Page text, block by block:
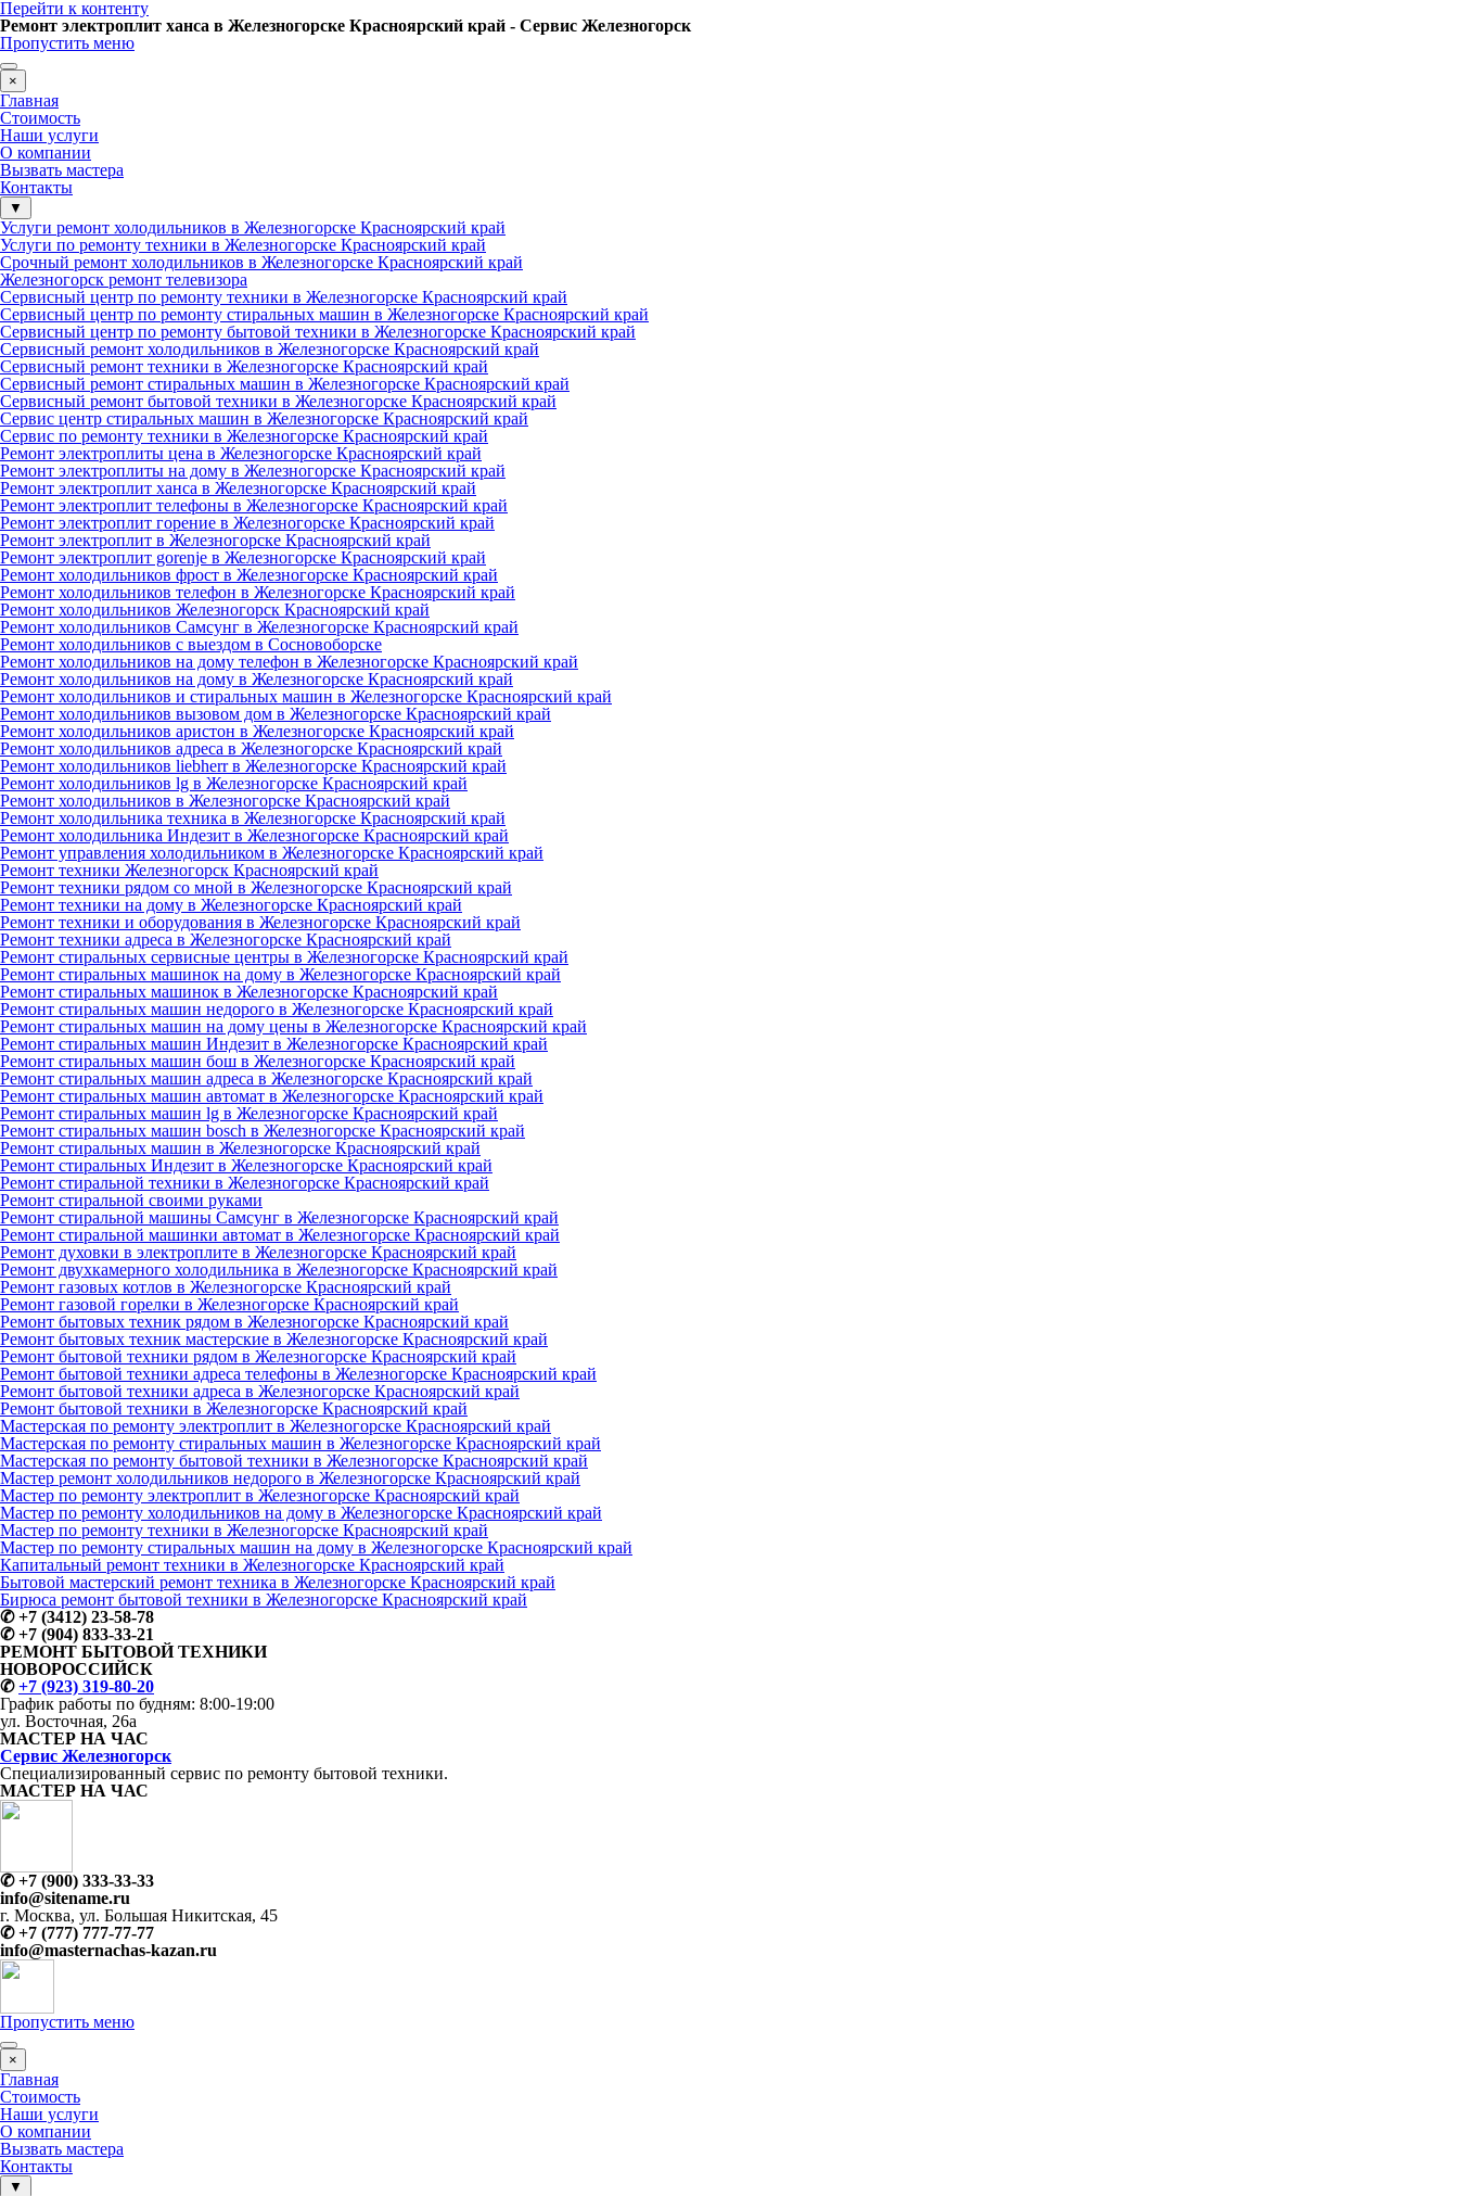
Перейти к контенту
Ремонт электроплит ханса в Железногорске Красноярский край - Сервис Железногорск
Пропустить меню
×
Главная
Стоимость
Наши услуги
О компании
Вызвать мастера
Контакты
▼
Услуги ремонт холодильников в Железногорске Красноярский край
Услуги по ремонту техники в Железногорске Красноярский край
Срочный ремонт холодильников в Железногорске Красноярский край
Железногорск ремонт телевизора
Сервисный центр по ремонту техники в Железногорске Красноярский край
Сервисный центр по ремонту стиральных машин в Железногорске Красноярский край
Сервисный центр по ремонту бытовой техники в Железногорске Красноярский край
Сервисный ремонт холодильников в Железногорске Красноярский край
Сервисный ремонт техники в Железногорске Красноярский край
Сервисный ремонт стиральных машин в Железногорске Красноярский край
Сервисный ремонт бытовой техники в Железногорске Красноярский край
Сервис центр стиральных машин в Железногорске Красноярский край
Сервис по ремонту техники в Железногорске Красноярский край
Ремонт электроплиты цена в Железногорске Красноярский край
Ремонт электроплиты на дому в Железногорске Красноярский край
Ремонт электроплит ханса в Железногорске Красноярский край
Ремонт электроплит телефоны в Железногорске Красноярский край
Ремонт электроплит горение в Железногорске Красноярский край
Ремонт электроплит в Железногорске Красноярский край
Ремонт электроплит gorenje в Железногорске Красноярский край
Ремонт холодильников фрост в Железногорске Красноярский край
Ремонт холодильников телефон в Железногорске Красноярский край
Ремонт холодильников Железногорск Красноярский край
Ремонт холодильников Самсунг в Железногорске Красноярский край
Ремонт холодильников с выездом в Сосновоборске
Ремонт холодильников на дому телефон в Железногорске Красноярский край
Ремонт холодильников на дому в Железногорске Красноярский край
Ремонт холодильников и стиральных машин в Железногорске Красноярский край
Ремонт холодильников вызовом дом в Железногорске Красноярский край
Ремонт холодильников аристон в Железногорске Красноярский край
Ремонт холодильников адреса в Железногорске Красноярский край
Ремонт холодильников liebherr в Железногорске Красноярский край
Ремонт холодильников lg в Железногорске Красноярский край
Ремонт холодильников в Железногорске Красноярский край
Ремонт холодильника техника в Железногорске Красноярский край
Ремонт холодильника Индезит в Железногорске Красноярский край
Ремонт управления холодильником в Железногорске Красноярский край
Ремонт техники Железногорск Красноярский край
Ремонт техники рядом со мной в Железногорске Красноярский край
Ремонт техники на дому в Железногорске Красноярский край
Ремонт техники и оборудования в Железногорске Красноярский край
Ремонт техники адреса в Железногорске Красноярский край
Ремонт стиральных сервисные центры в Железногорске Красноярский край
Ремонт стиральных машинок на дому в Железногорске Красноярский край
Ремонт стиральных машинок в Железногорске Красноярский край
Ремонт стиральных машин недорого в Железногорске Красноярский край
Ремонт стиральных машин на дому цены в Железногорске Красноярский край
Ремонт стиральных машин Индезит в Железногорске Красноярский край
Ремонт стиральных машин бош в Железногорске Красноярский край
Ремонт стиральных машин адреса в Железногорске Красноярский край
Ремонт стиральных машин автомат в Железногорске Красноярский край
Ремонт стиральных машин lg в Железногорске Красноярский край
Ремонт стиральных машин bosch в Железногорске Красноярский край
Ремонт стиральных машин в Железногорске Красноярский край
Ремонт стиральных Индезит в Железногорске Красноярский край
Ремонт стиральной техники в Железногорске Красноярский край
Ремонт стиральной своими руками
Ремонт стиральной машины Самсунг в Железногорске Красноярский край
Ремонт стиральной машинки автомат в Железногорске Красноярский край
Ремонт духовки в электроплите в Железногорске Красноярский край
Ремонт двухкамерного холодильника в Железногорске Красноярский край
Ремонт газовых котлов в Железногорске Красноярский край
Ремонт газовой горелки в Железногорске Красноярский край
Ремонт бытовых техник рядом в Железногорске Красноярский край
Ремонт бытовых техник мастерские в Железногорске Красноярский край
Ремонт бытовой техники рядом в Железногорске Красноярский край
Ремонт бытовой техники адреса телефоны в Железногорске Красноярский край
Ремонт бытовой техники адреса в Железногорске Красноярский край
Ремонт бытовой техники в Железногорске Красноярский край
Мастерская по ремонту электроплит в Железногорске Красноярский край
Мастерская по ремонту стиральных машин в Железногорске Красноярский край
Мастерская по ремонту бытовой техники в Железногорске Красноярский край
Мастер ремонт холодильников недорого в Железногорске Красноярский край
Мастер по ремонту электроплит в Железногорске Красноярский край
Мастер по ремонту холодильников на дому в Железногорске Красноярский край
Мастер по ремонту техники в Железногорске Красноярский край
Мастер по ремонту стиральных машин на дому в Железногорске Красноярский край
Капитальный ремонт техники в Железногорске Красноярский край
Бытовой мастерский ремонт техника в Железногорске Красноярский край
Бирюса ремонт бытовой техники в Железногорске Красноярский край
✆ +7 (3412) 23-58-78
✆+7 (904) 833-33-21
РЕМОНТ БЫТОВОЙ ТЕХНИКИ
НОВОРОССИЙСК
✆ +7 (923) 319-80-20
График работы по будням: 8:00-19:00
ул. Восточная, 26а
МАСТЕР НА ЧАС
Сервис Железногорск
Специализированный сервис по ремонту бытовой техники.
МАСТЕР НА ЧАС
✆+7 (900) 333-33-33
info@sitename.ru
г. Москва, ул. Большая Никитская, 45
✆ +7 (777) 777-77-77
info@masternachas-kazan.ru
Пропустить меню
×
Главная
Стоимость
Наши услуги
О компании
Вызвать мастера
Контакты
▼